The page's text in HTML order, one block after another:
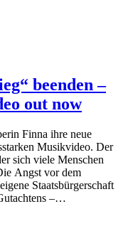
beenden –
out now
Finna ihre neue
Musikvideo. Der
sich viele Menschen
Angst vor dem
Staatsbürgerschaft
–…